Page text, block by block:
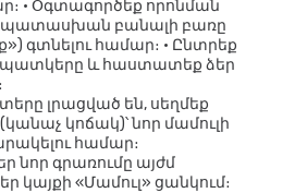
• Օգտագործեք որոնման
բանալի բառը
գտնելու համար։ • Ընտրեք
և հաստատեք ձեր
լրացված են, սեղմեք
(կանաչ կոճակ)՝ նոր մամուլի
համար։
նոր գրառումը այժմ
կայքի «Մամուլ» ցանկում։